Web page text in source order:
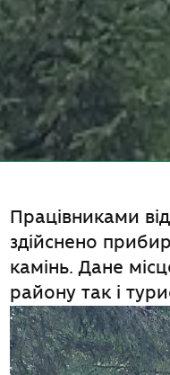
Працівниками
здійснено
камінь. Дане
району так і